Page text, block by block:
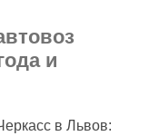
и
в Львов: